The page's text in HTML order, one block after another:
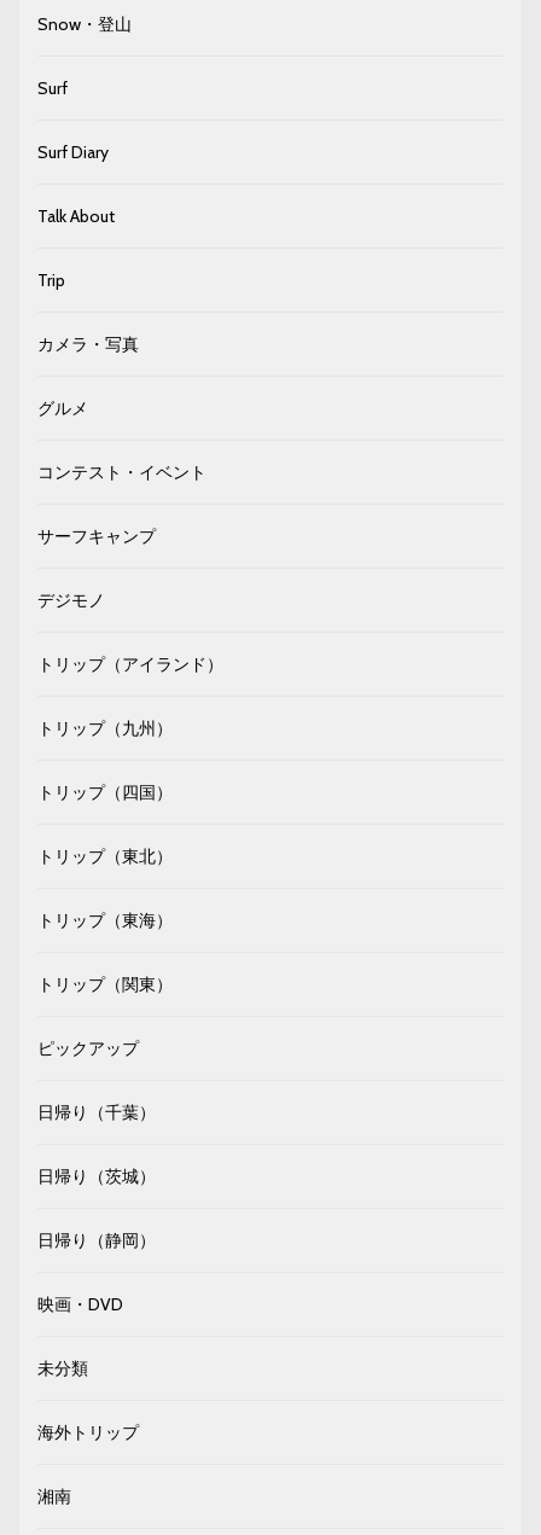
Snow・登山
Surf
Surf Diary
Talk About
Trip
カメラ・写真
グルメ
コンテスト・イベント
サーフキャンプ
デジモノ
トリップ（アイランド）
トリップ（九州）
トリップ（四国）
トリップ（東北）
トリップ（東海）
トリップ（関東）
ピックアップ
日帰り（千葉）
日帰り（茨城）
日帰り（静岡）
映画・DVD
未分類
海外トリップ
湘南